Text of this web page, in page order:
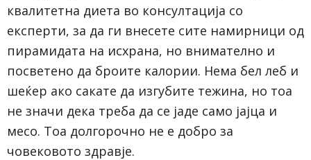
квалитетна диета во консултација со
експерти, за да ги внесете сите намирници од
пирамидата на исхрана, но внимателно и
посветено да броите калории. Нема бел леб и
шеќер ако сакате да изгубите тежина, но тоа
не значи дека треба да се јаде само јајца и
месо. Тоа долгорочно не е добро за
човековото здравје.